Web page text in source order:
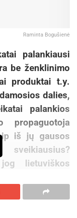
Raminta Bogušienė
palankiausi
be ženklinimo
produktai t.y.
dalies,
palankios
iš jų gausos
lietuviškos